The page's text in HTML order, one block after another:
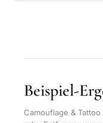
Beispiel-
Camouflage &